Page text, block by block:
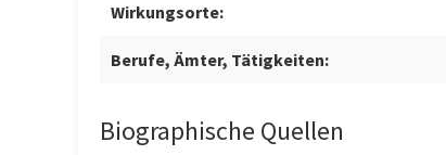
Wirkungsorte:
Berufe, Ämter, Tätigkeiten:
Biographische Quellen